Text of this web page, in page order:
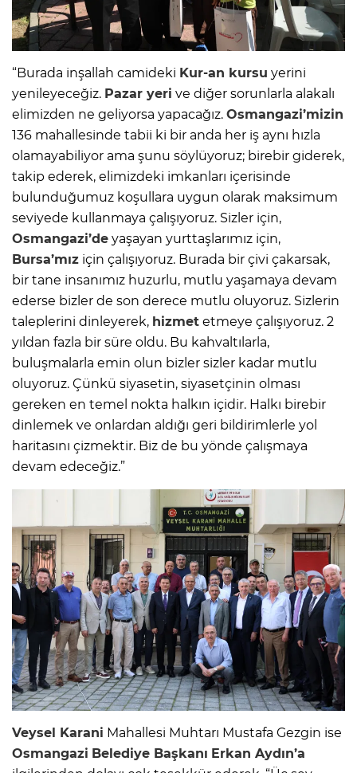
“Burada inşallah camideki Kur-an kursu yerini
yenileyeceğiz. Pazar yeri ve diğer sorunlarla alakalı
elimizden ne geliyorsa yapacağız. Osmangazi’mizin
136 mahallesinde tabii ki bir anda her iş aynı hızla
olamayabiliyor ama şunu söylüyoruz; birebir giderek,
takip ederek, elimizdeki imkanları içerisinde
bulunduğumuz koşullara uygun olarak maksimum
seviyede kullanmaya çalışıyoruz. Sizler için,
Osmangazi’de yaşayan yurttaşlarımız için,
Bursa’mız için çalışıyoruz. Burada bir çivi çakarsak,
bir tane insanımız huzurlu, mutlu yaşamaya devam
ederse bizler de son derece mutlu oluyoruz. Sizlerin
taleplerini dinleyerek, hizmet etmeye çalışıyoruz. 2
yıldan fazla bir süre oldu. Bu kahvaltılarla,
buluşmalarla emin olun bizler sizler kadar mutlu
oluyoruz. Çünkü siyasetin, siyasetçinin olması
gereken en temel nokta halkın içidir. Halkı birebir
dinlemek ve onlardan aldığı geri bildirimlerle yol
haritasını çizmektir. Biz de bu yönde çalışmaya
devam edeceğiz.”
Veysel Karani Mahallesi Muhtarı Mustafa Gezgin ise
Osmangazi Belediye Başkanı Erkan Aydın’a